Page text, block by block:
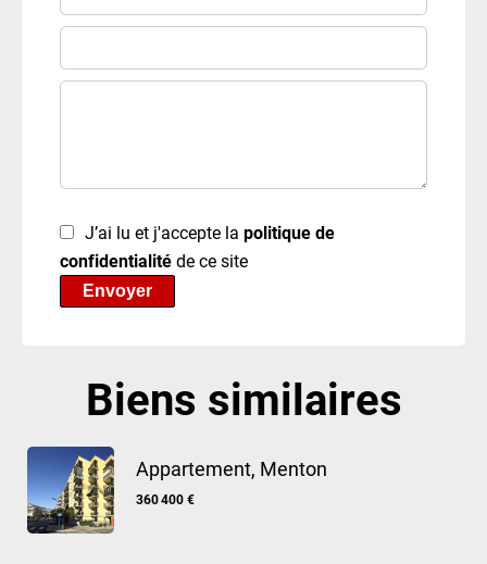
J’ai lu et j'accepte la politique de
confidentialitéde ce site
Envoyer
Biens similaires
Appartement, Menton
360 400 €